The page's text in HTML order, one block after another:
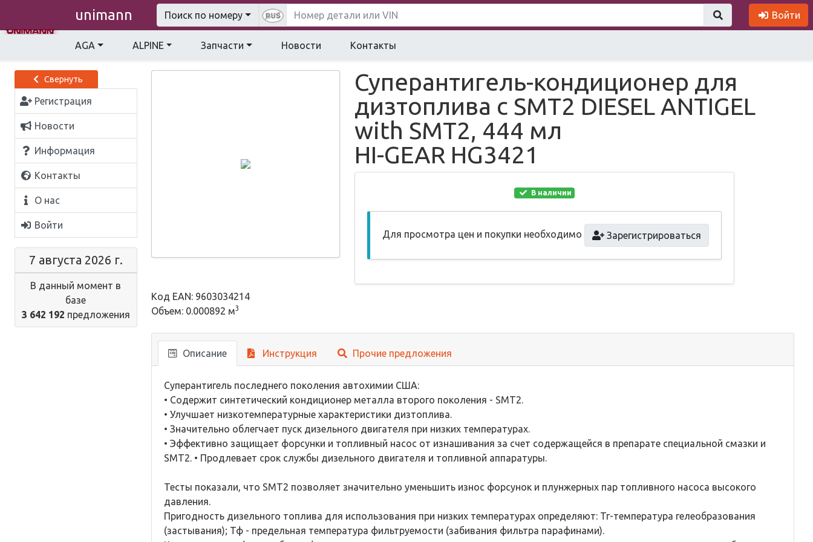
unimann Поиск по номеру Войти
AGA ALPINE Запчасти Новости Контакты
Свернуть
Регистрация
Новости
Информация
Контакты
О нас
Войти
7 августа 2026 г.
В данный момент в
базе
3 642 192 предложения
Суперантигель-кондиционер для
дизтоплива с SMT2 DIESEL ANTIGEL
with SMT2, 444 мл
HI-GEAR HG3421
В наличии
Для просмотра цен и покупки необходимо Зарегистрироваться
Код EAN: 9603034214
Объем: 0.000892 м3
Описание Инструкция Прочие предложения
Суперантигель последнего поколения автохимии США:
• Содержит синтетический кондиционер металла второго поколения - SMT2.
• Улучшает низкотемпературные характеристики дизтоплива.
• Значительно облегчает пуск дизельного двигателя при низких температурах.
• Эффективно защищает форсунки и топливный насос от изнашивания за счет содержащейся в препарате специальной смазки и
SMT2. • Продлевает срок службы дизельного двигателя и топливной аппаратуры.
Тесты показали, что SMT2 позволяет значительно уменьшить износ форсунок и плунжерных пар топливного насоса высокого
давления.
Пригодность дизельного топлива для использования при низких температурах определяют: Тг-температура гелеобразования
(застывания); Тф - предельная температура фильтруемости (забивания фильтра парафинами).